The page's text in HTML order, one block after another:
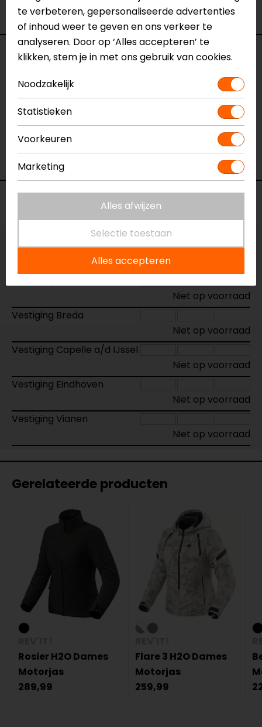
Kleur
Zwart-Grijs
Reviews (1)
14-07-2026
geen toelichting gegeven
Maat:36
Niet op voorraad
Vestiging Breda
Niet op voorraad
Vestiging Capelle a/d IJssel
Niet op voorraad
Vestiging Eindhoven
Niet op voorraad
Vestiging Vianen
Niet op voorraad
Gerelateerde producten
Rosier H2O Dames
Motorjas
289,99
Flare 3 H2O Dames
Motorjas
259,99
te verbeteren, gepersonaliseerde advertenties
of inhoud weer te geven en ons verkeer te
analyseren. Door op ‘Alles accepteren’ te
klikken, stem je in met ons gebruik van cookies.
Noodzakelijk
Statistieken
Voorkeuren
Marketing
Alles afwijzen
Selectie toestaan
Alles accepteren